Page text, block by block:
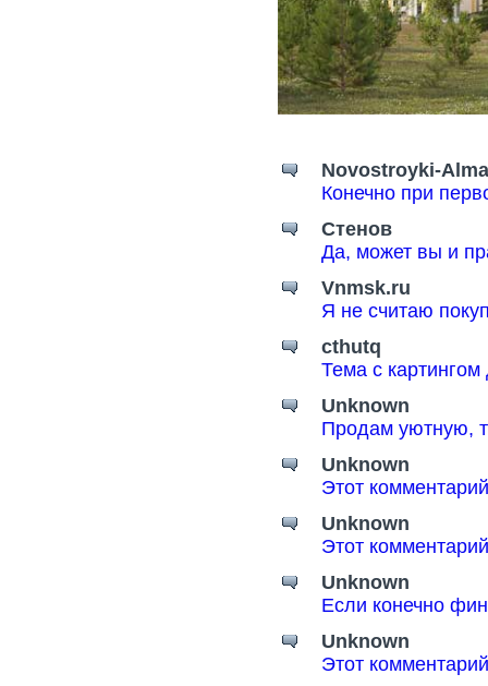
Novostroyki-
Конечно при
Стенов
Да, может вы и
Vnmsk.ru
Я не считаю
cthutq
Тема с
Unknown
Продам уютную,
Unknown
Этот
Unknown
Этот
Unknown
Если конечно
Unknown
Этот